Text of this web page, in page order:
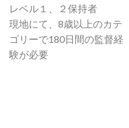
レベル１、２保持者
現地にて、8歳以上のカテ
ゴリーで180日間の監督経
験が必要